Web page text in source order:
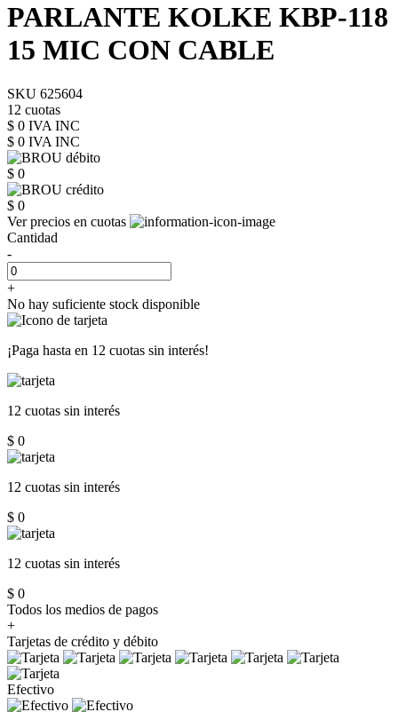
PARLANTE KOLKE KBP-118
15 MIC CON CABLE
SKU 625604
12 cuotas
$ 0 IVA INC
$ 0 IVA INC
$ 0
$ 0
Ver precios en cuotas
Cantidad
-
+
No hay suficiente stock disponible
¡Paga hasta en 12 cuotas sin interés!
12 cuotas sin interés
$ 0
12 cuotas sin interés
$ 0
12 cuotas sin interés
$ 0
Todos los medios de pagos
+
Tarjetas de crédito y débito
Efectivo